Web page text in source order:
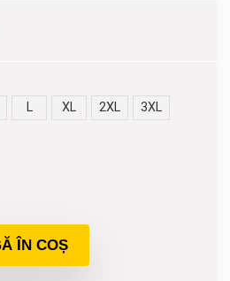
L XL 2XL 3XL
ÎN COȘ